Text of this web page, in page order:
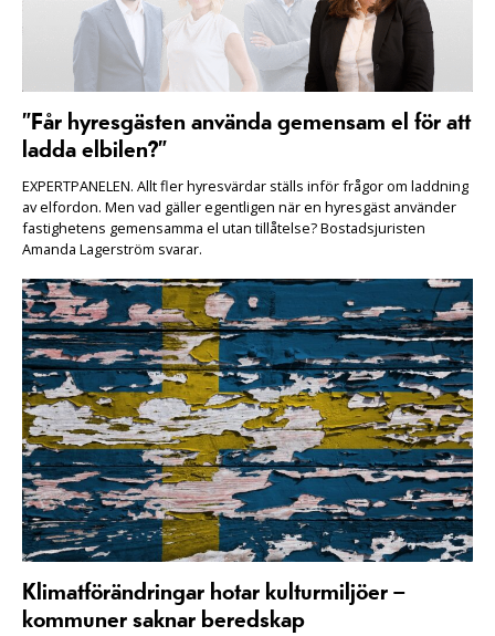
”Får hyresgästen använda gemensam el för att
ladda elbilen?”
EXPERTPANELEN. Allt fler hyresvärdar ställs inför frågor om laddning
av elfordon. Men vad gäller egentligen när en hyresgäst använder
fastighetens gemensamma el utan tillåtelse? Bostadsjuristen
Amanda Lagerström svarar.
Klimatförändringar hotar kulturmiljöer –
kommuner saknar beredskap